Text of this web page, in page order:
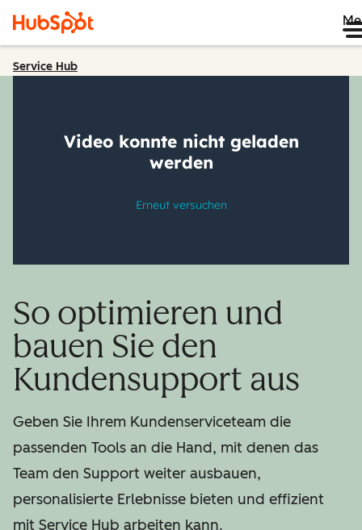
Service Hub
So optimieren und
bauen Sie den
Kundensupport aus
Geben Sie Ihrem Kundenserviceteam die
passenden Tools an die Hand, mit denen das
Team den Support weiter ausbauen,
personalisierte Erlebnisse bieten und effizient
mit Service Hub arbeiten kann.